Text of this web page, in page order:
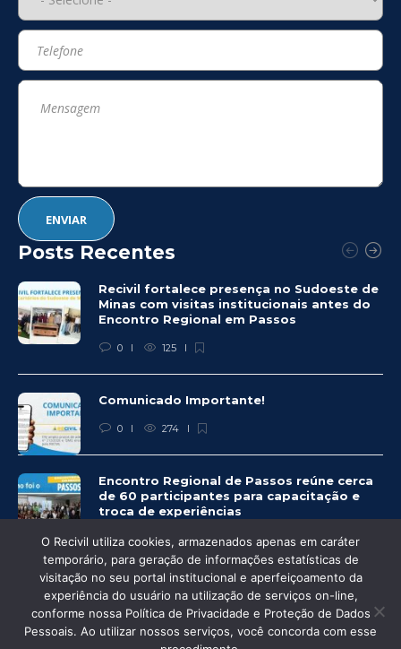
Posts Recentes
Recivil fortalece presença no Sudoeste de
Minas com visitas institucionais antes do
Encontro Regional em Passos
0 125
Comunicado Importante!
0 274
Encontro Regional de Passos reúne cerca
de 60 participantes para capacitação e
troca de experiências
0 271
© Recivil 2020 – Todos os direitos reservados.
O Recivil utiliza cookies, armazenados apenas em caráter
temporário, para geração de informações estatísticas de
visitação no seu portal institucional e aperfeiçoamento da
experiência do usuário na utilização de serviços on-line,
conforme nossa Política de Privacidade e Proteção de Dados
Pessoais. Ao utilizar nossos serviços, você concorda com esse